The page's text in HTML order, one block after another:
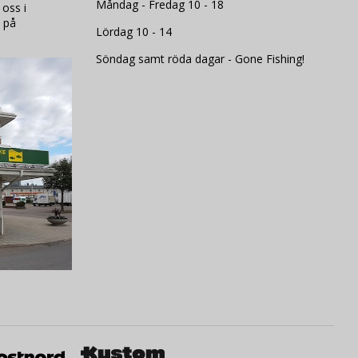
i
Måndag - Fredag 10 - 18
Lördag 10 - 14
Söndag samt röda dagar - Gone Fishing!